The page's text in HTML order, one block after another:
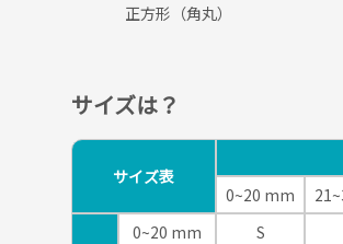
正方形（角丸）
サイズは？
サイズ表
0~20 mm
0~20 mm S